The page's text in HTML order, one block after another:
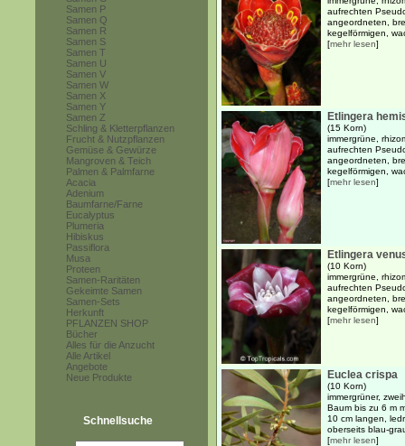
Samen P
Samen Q
Samen R
Samen S
Samen T
Samen U
Samen V
Samen W
Samen X
Samen Y
Samen Z
Schling & Kletterpflanzen
Frucht & Nutzpflanzen
Gemüse & Gewürze
Mangroven & Teich
Palmen & Palmfarne
Acacia
Adenium
Baumfarne/Farne
Eucalyptus
Plumeria
Hibiskus
Passiflora
Musa
Proteen
Samen-Raritäten
Gekeimte Samen
Samen-Sets
Herkunft
PFLANZEN SHOP
Bücher
Alles für die Anzucht
Alle Artikel
Angebote
Neue Produkte
Schnellsuche
aufrechten
angeordneten,
kegelförmigen,
[mehr lesen]
Etlingera
(15 Korn)
immergrüne,
aufrechten
angeordneten,
kegelförmigen,
[mehr lesen]
Etlingera
(10 Korn)
immergrüne,
aufrechten
angeordneten,
kegelförmigen,
[mehr lesen]
Euclea crispa
(10 Korn)
immergrüner,
Baum bis zu 6 m
10 cm langen,
oberseits blau-
[mehr lesen]